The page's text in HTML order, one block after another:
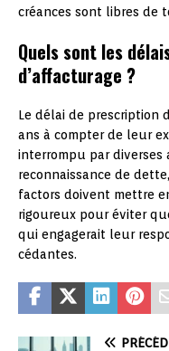
créances sont libres de
Quels sont les
d’affacturage ?
Le délai de prescription
ans à compter de leur
interrompu par diverses
reconnaissance de
factors doivent mettre
rigoureux pour éviter
qui engagerait leur
cédantes.